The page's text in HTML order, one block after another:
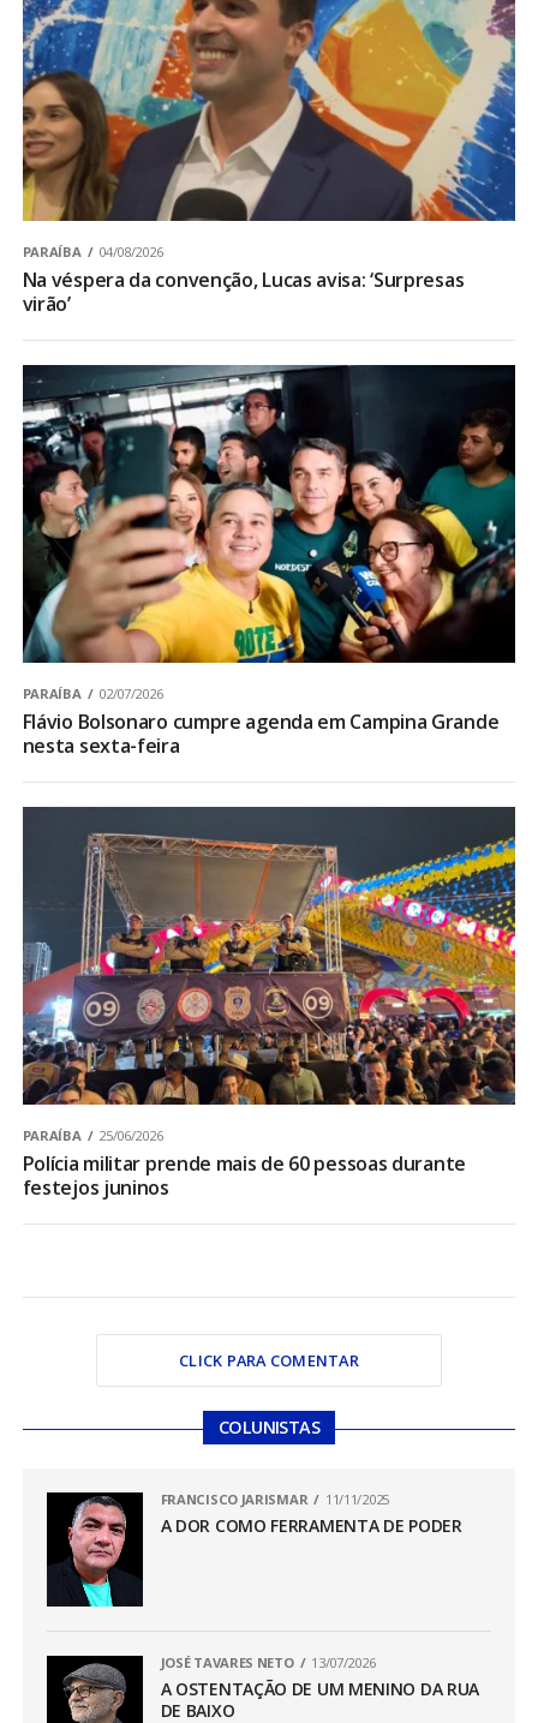
PARAÍBA 04/08/2026
Na véspera da convenção, Lucas avisa: ‘Surpresas
virão’
PARAÍBA 02/07/2026
Flávio Bolsonaro cumpre agenda em Campina Grande
nesta sexta-feira
PARAÍBA 25/06/2026
Polícia militar prende mais de 60 pessoas durante
festejos juninos
CLICK PARA COMENTAR
COLUNISTAS
FRANCISCO JARISMAR 11/11/2025
A DOR COMO FERRAMENTA DE PODER
JOSÉ TAVARES NETO 13/07/2026
A OSTENTAÇÃO DE UM MENINO DA RUA
DE BAIXO